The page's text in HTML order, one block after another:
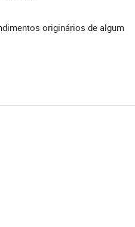
originários de algum